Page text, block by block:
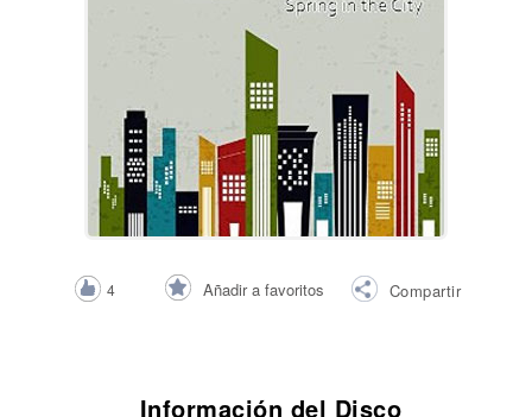
4 Añadir a favoritos Compartir
Información del Disco